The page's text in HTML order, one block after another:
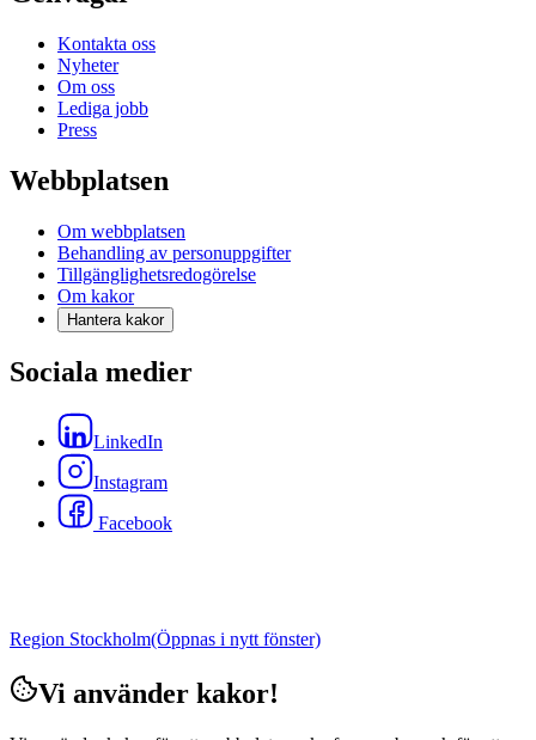
Kontakta oss
Nyheter
Om oss
Lediga jobb
Press
Webbplatsen
Om webbplatsen
Behandling av personuppgifter
Tillgänglighetsredogörelse
Om kakor
Hantera kakor
Sociala medier
LinkedIn
Instagram
Facebook
Region Stockholm(Öppnas i nytt fönster)
Vi använder kakor!